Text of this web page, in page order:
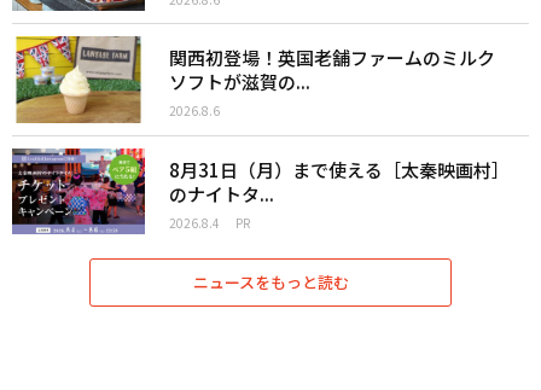
関西初登場！英国老舗ファームのミルク
ソフトが滋賀の...
2026.8.6
8月31日（月）まで使える［太秦映画村］
のナイトタ...
2026.8.4 PR
ニュースをもっと読む